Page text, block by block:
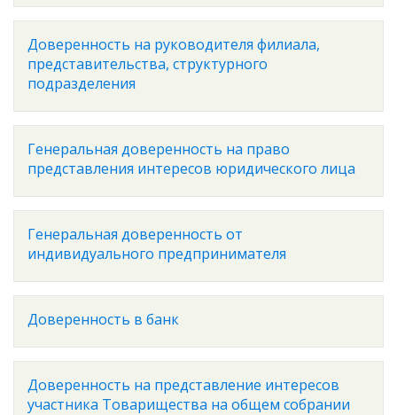
Доверенность на руководителя филиала,
представительства, структурного
подразделения
Генеральная доверенность на право
представления интересов юридического лица
Генеральная доверенность от
индивидуального предпринимателя
Доверенность в банк
Доверенность на представление интересов
участника Товарищества на общем собрании